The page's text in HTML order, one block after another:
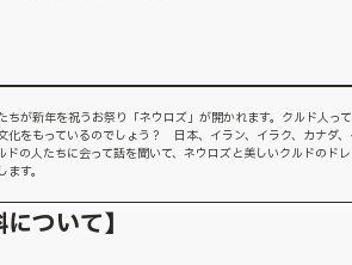
ちが新年を祝うお祭り「ネウロズ」が開かれます。クルド人っ
をもっているのでしょう？ 日本、イラン、イラク、カナダ、
ドの人たちに会って話を聞いて、ネウロズと美しいクルドのド
す。
ついて】